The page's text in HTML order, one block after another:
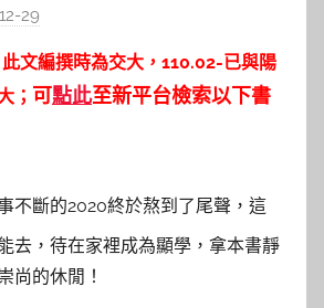
29
c
a
i
n
文編撰時為交大，110.02-已與陽
； 可點此至新平台檢索以下書
不斷的2020終於熬到了尾聲，這
去，待在家裡成為顯學，拿本書靜
尚的休閒！